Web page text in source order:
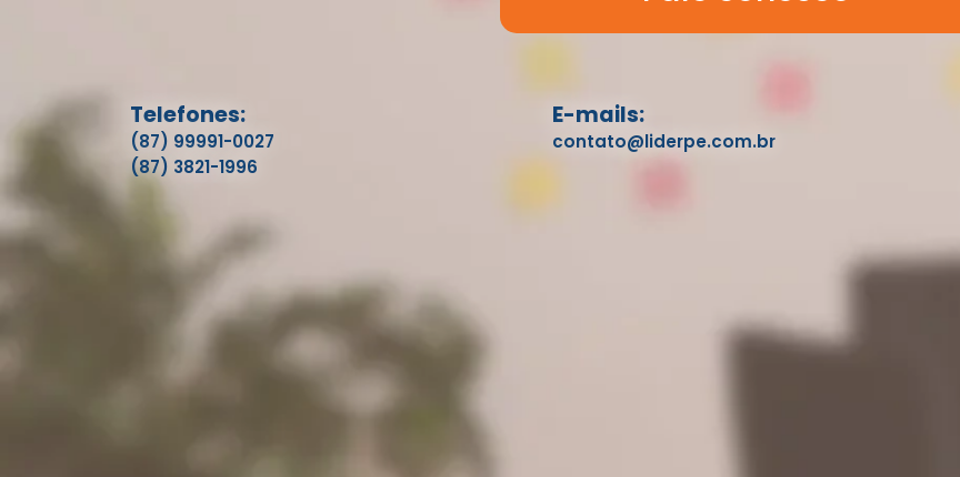
Telefones:
(87) 99991-0027
(87) 3821-1996
E-mails:
contato@liderpe.com.br